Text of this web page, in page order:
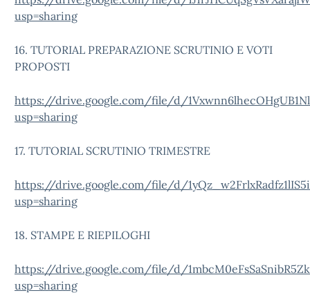
usp=sharing
16. TUTORIAL PREPARAZIONE SCRUTINIO E VOTI
PROPOSTI
https://drive.google.com/file/d/
usp=sharing
17. TUTORIAL SCRUTINIO TRIMESTRE
https://drive.google.com/file/d/
usp=sharing
18. STAMPE E RIEPILOGHI
https://drive.google.com/file/d/
usp=sharing